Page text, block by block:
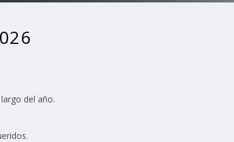
del año.